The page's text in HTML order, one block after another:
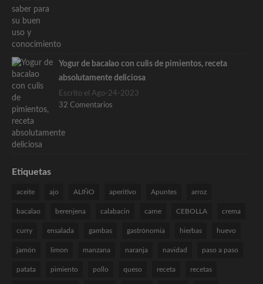
Yogur de bacalao con culis de pimientos, receta
absolutamente deliciosa
Escrito el Ago-24-2023
32 Comentarios
Etiquetas
aceite ajo ALIÑO aperitivo Apuntes arroz
bacalao berenjena calabacin carne CEBOLLA crema
curry ensalada gambas gastrónomia hierbas huevo
jamón limon manzana naranja navidad paso a paso
patata pimiento pollo queso receta recetas